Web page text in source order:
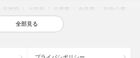
京都府 大阪府 兵庫県 奈良県 和歌山県
島根県 岡山県 広島県
全部見る